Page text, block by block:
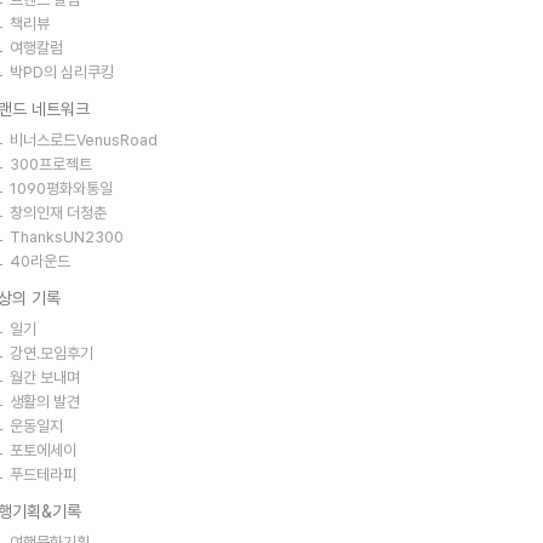
책리뷰
여행칼럼
박PD의 심리쿠킹
드 네트워크
비너스로드VenusRoad
300프로젝트
1090평화와통일
창의인재 더청춘
ThanksUN2300
40라운드
의 기록
일기
강연.모임후기
월간 보내며
생활의 발견
운동일지
포토에세이
푸드테라피
기획&기록